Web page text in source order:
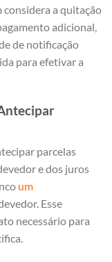
a quitação
adicional,
de notificação
para efetivar a
parcelas
e dos juros
um
Esse
necessário para